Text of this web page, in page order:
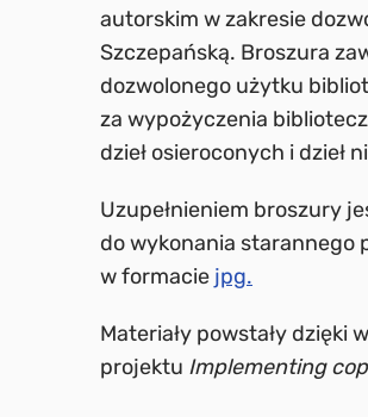
autorskim w zakresie
Szczepańską. Broszura
dozwolonego użytku
za wypożyczenia
dzieł osieroconych i dzieł
Uzupełnieniem broszury
do wykonania starannego
w formacie jpg.
Materiały powstały dzięki
projektu Implementing